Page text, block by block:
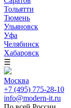
Тольятти
Тюмень
Ульяновск
Уфа
Челябинск
Хабаровск
☰
Москва
+7 (495) 775-28-10
info@modern-it.ru